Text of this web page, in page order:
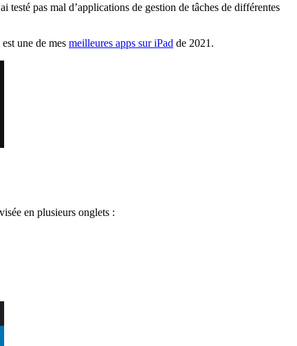
testé pas mal d’applications de gestion de tâches de différentes
une de mes meilleures apps sur iPad de 2021.
en plusieurs onglets :